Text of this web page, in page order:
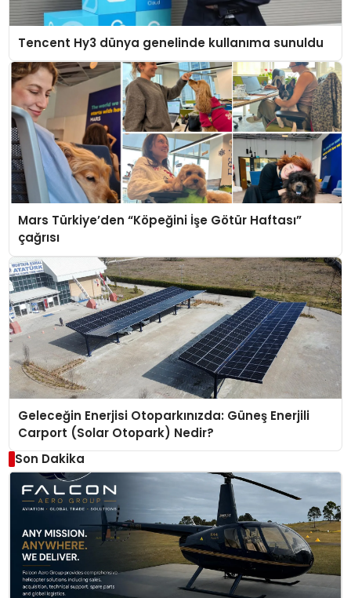
Tencent Hy3 dünya genelinde kullanıma sunuldu
Mars Türkiye’den “Köpeğini İşe Götür Haftası”
çağrısı
Geleceğin Enerjisi Otoparkınızda: Güneş Enerjili
Carport (Solar Otopark) Nedir?
Son Dakika